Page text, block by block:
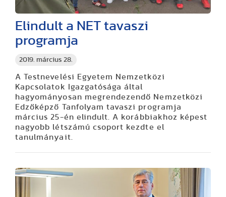
2019. március 28.
Elindult a NET tavaszi
programja
A Testnevelési Egyetem Nemzetközi
Kapcsolatok Igazgatósága által
hagyományosan megrendezendő Nemzetközi
Edzőképző Tanfolyam tavaszi programja
március 25-én elindult. A korábbiakhoz képest
nagyobb létszámú csoport kezdte el
tanulmányait.